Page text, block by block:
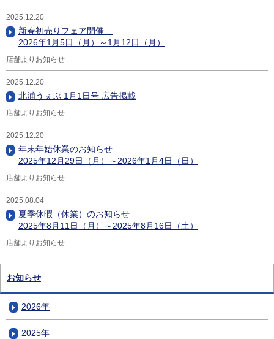
2025.12.20
新春初売りフェア開催
2026年1月5日（月）～1月12日（月）
店舗よりお知らせ
2025.12.20
北浦うぇぶ 1月1日号 広告掲載
店舗よりお知らせ
2025.12.20
年末年始休業のお知らせ
2025年12月29日（月）～2026年1月4日（日）
店舗よりお知らせ
2025.08.04
夏季休暇（休業）のお知らせ
2025年8月11日（月）～2025年8月16日（土）
店舗よりお知らせ
お知らせ
2026年
2025年